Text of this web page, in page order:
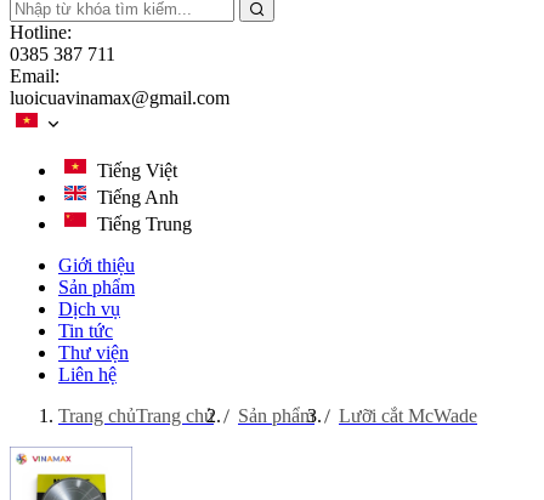
Hotline:
0385 387 711
Email:
luoicuavinamax@gmail.com
Tiếng Việt
Tiếng Anh
Tiếng Trung
Giới thiệu
Sản phẩm
Dịch vụ
Tin tức
Thư viện
Liên hệ
Trang chủTrang chủ Sản phẩm Lưỡi cắt McWade